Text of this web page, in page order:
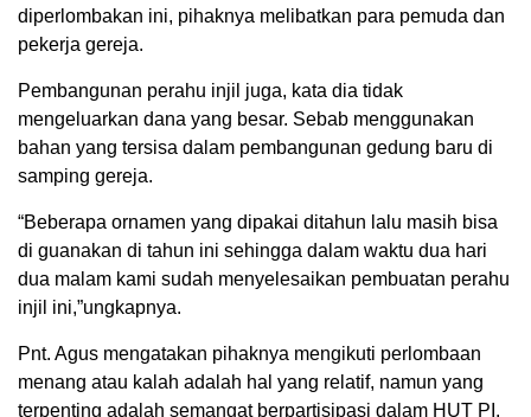
diperlombakan ini, pihaknya melibatkan para pemuda dan
pekerja gereja.
Pembangunan perahu injil juga, kata dia tidak
mengeluarkan dana yang besar. Sebab menggunakan
bahan yang tersisa dalam pembangunan gedung baru di
samping gereja.
“Beberapa ornamen yang dipakai ditahun lalu masih bisa
di guanakan di tahun ini sehingga dalam waktu dua hari
dua malam kami sudah menyelesaikan pembuatan perahu
injil ini,”ungkapnya.
Pnt. Agus mengatakan pihaknya mengikuti perlombaan
menang atau kalah adalah hal yang relatif, namun yang
terpenting adalah semangat berpartisipasi dalam HUT PI.